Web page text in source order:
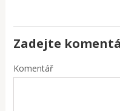
Zadejte
Komentář